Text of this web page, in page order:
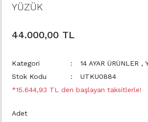
YÜZÜK
44.000,00 TL
Kategori 14 AYAR ÜRÜNLER ,
Stok Kodu
UTKU0884
*15.644,93 TL den başlayan taksitlerle!
Adet